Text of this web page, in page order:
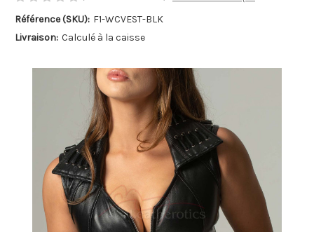
Référence (SKU): F1-WCVEST-BLK
Livraison: Calculé à la caisse